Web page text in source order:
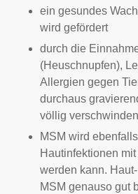
ein gesundes
wird gefördert
durch die
(Heuschnupfen),
Allergien gegen
durchaus
völlig verschwinden
MSM wird
Hautinfektionen
werden kann.
MSM genauso gut